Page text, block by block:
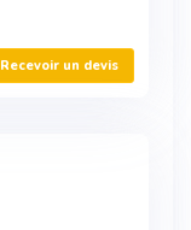
Recevoir un devis